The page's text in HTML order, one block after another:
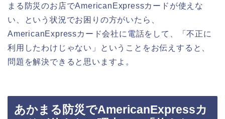
まる防災のお店でAmericanExpressカードが使えな
い、という状況でお困りの方がいたら、
AmericanExpressカード会社に電話をして、「不正に
利用したわけじゃない」ということをお伝えすると、
問題を解決できると思いますよ。
あかまる防災でAmericanExpressカ